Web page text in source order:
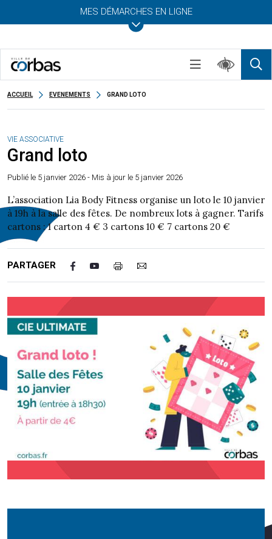
MES DÉMARCHES EN LIGNE
ACCUEIL EVENEMENTS GRAND LOTO
VIE ASSOCIATIVE
Grand loto
Publié le 5 janvier 2026 - Mis à jour le 5 janvier 2026
L’association Lia Body Fitness organise un loto le 10 janvier
à 19h à la salle des fêtes. De nombreux lots à gagner. Tarifs
cartons : 1 carton 4 € 3 cartons 10 € 7 cartons 20 €
PARTAGER